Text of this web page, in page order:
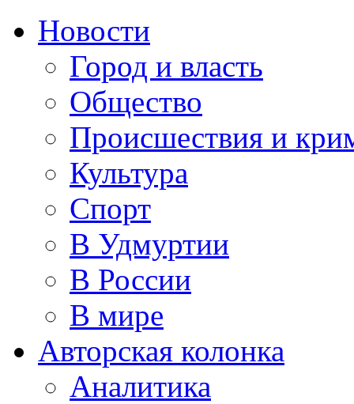
Новости
Город и власть
Общество
Происшествия и
Культура
Спорт
В Удмуртии
В России
В мире
Авторская колонка
Аналитика